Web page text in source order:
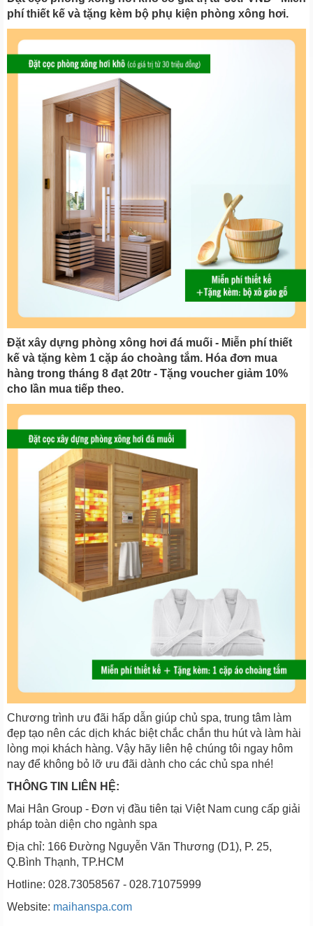
phí thiết kế và tặng kèm bộ phụ kiện phòng xông hơi.
Đặt xây dựng phòng xông hơi đá muối - Miễn phí thiết
kế và tặng kèm 1 cặp áo choàng tắm. Hóa đơn mua
hàng trong tháng 8 đạt 20tr - Tặng voucher giảm 10%
cho lần mua tiếp theo.
Chương trình ưu đãi hấp dẫn giúp chủ spa, trung tâm làm
đẹp tạo nên các dịch khác biệt chắc chắn thu hút và làm hài
lòng mọi khách hàng. Vậy hãy liên hệ chúng tôi ngay hôm
nay để không bỏ lỡ ưu đãi dành cho các chủ spa nhé!
THÔNG TIN LIÊN HỆ:
Mai Hân Group - Đơn vị đầu tiên tại Việt Nam cung cấp giải
pháp toàn diện cho ngành spa
Địa chỉ: 166 Đường Nguyễn Văn Thương (D1), P. 25,
Q.Bình Thạnh, TP.HCM
Hotline: 028.73058567 - 028.71075999
Website: maihanspa.com